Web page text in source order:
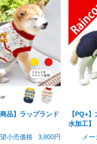
商品】ラップランド
小売価格
3,800円
【PQ+
水加工】
メ